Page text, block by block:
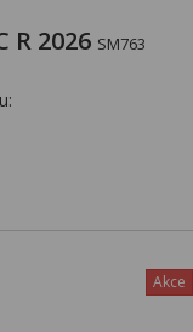
R 2026 SM763
Akce